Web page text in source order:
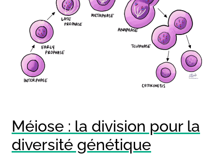
Méiose : la division pour la
diversité génétique